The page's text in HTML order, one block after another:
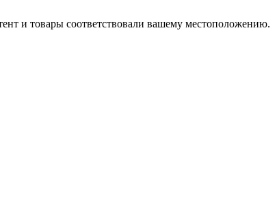
и товары соответствовали вашему местоположению.